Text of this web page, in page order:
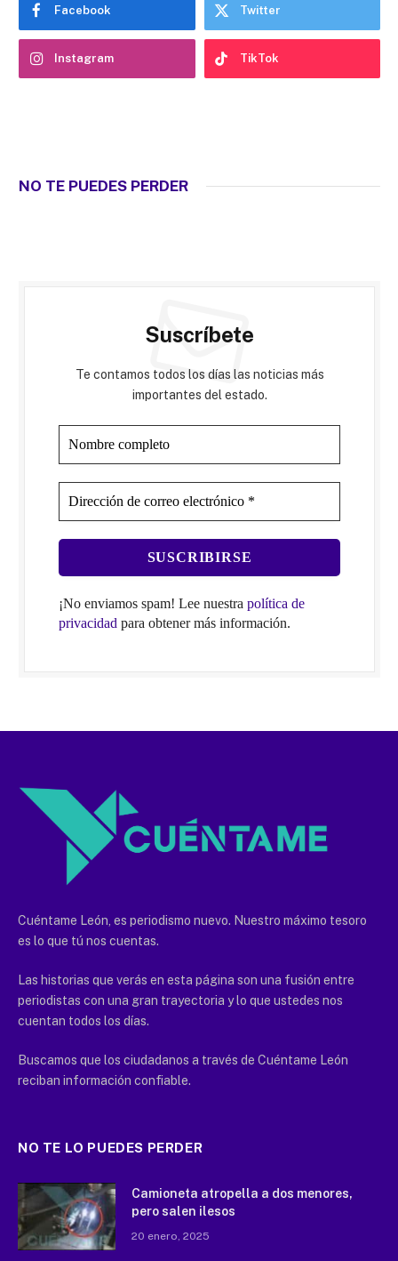
Facebook Twitter
Instagram TikTok
NO TE PUEDES PERDER
Suscríbete
Te contamos todos los días las noticias más
importantes del estado.
¡No enviamos spam! Lee nuestra política de
privacidad para obtener más información.
Cuéntame León, es periodismo nuevo. Nuestro máximo tesoro
es lo que tú nos cuentas.
Las historias que verás en esta página son una fusión entre
periodistas con una gran trayectoria y lo que ustedes nos
cuentan todos los días.
Buscamos que los ciudadanos a través de Cuéntame León
reciban información confiable.
NO TE LO PUEDES PERDER
Camioneta atropella a dos menores,
pero salen ilesos
20 enero, 2025